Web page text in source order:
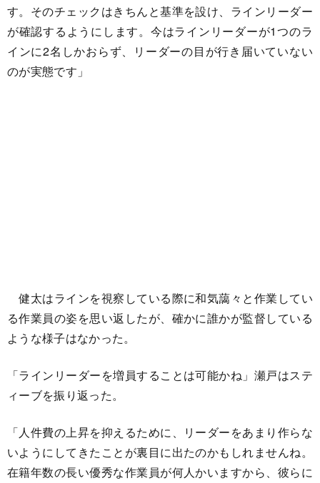
す。そのチェックはきちんと基準を設け、ラインリーダー
が確認するようにします。今はラインリーダーが1つのラ
インに2名しかおらず、リーダーの目が行き届いていない
のが実態です」
健太はラインを視察している際に和気藹々と作業してい
る作業員の姿を思い返したが、確かに誰かが監督している
ような様子はなかった。
「ラインリーダーを増員することは可能かね」瀬戸はステ
ィーブを振り返った。
「人件費の上昇を抑えるために、リーダーをあまり作らな
いようにしてきたことが裏目に出たのかもしれませんね。
在籍年数の長い優秀な作業員が何人かいますから、彼らに